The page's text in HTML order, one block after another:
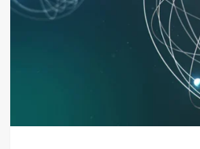
спадщина
шотландського
романтика